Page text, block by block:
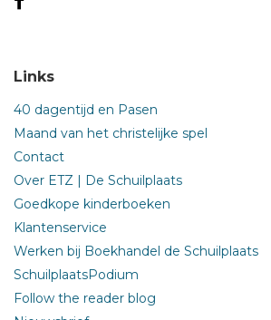
Links
40 dagentijd en Pasen
Maand van het christelijke spel
Contact
Over ETZ | De Schuilplaats
Goedkope kinderboeken
Klantenservice
Werken bij Boekhandel de Schuilplaats
SchuilplaatsPodium
Follow the reader blog